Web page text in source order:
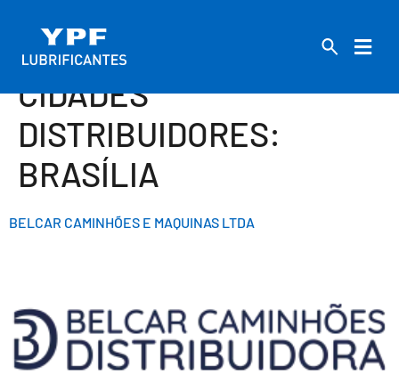
CIDADES
DISTRIBUIDORES:
BRASÍLIA
BELCAR CAMINHÕES E MAQUINAS LTDA